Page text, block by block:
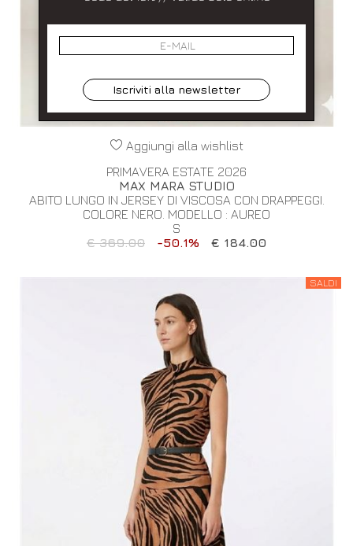
Aggiungi alla wishlist
PRIMAVERA ESTATE 2026
MAX MARA STUDIO
ABITO LUNGO IN JERSEY DI VISCOSA CON DRAPPEGGI.
COLORE NERO. MODELLO : AUREO
S
€ 369.00
-50.1% € 184.00
SALDI
Iscriviti alla newsletter